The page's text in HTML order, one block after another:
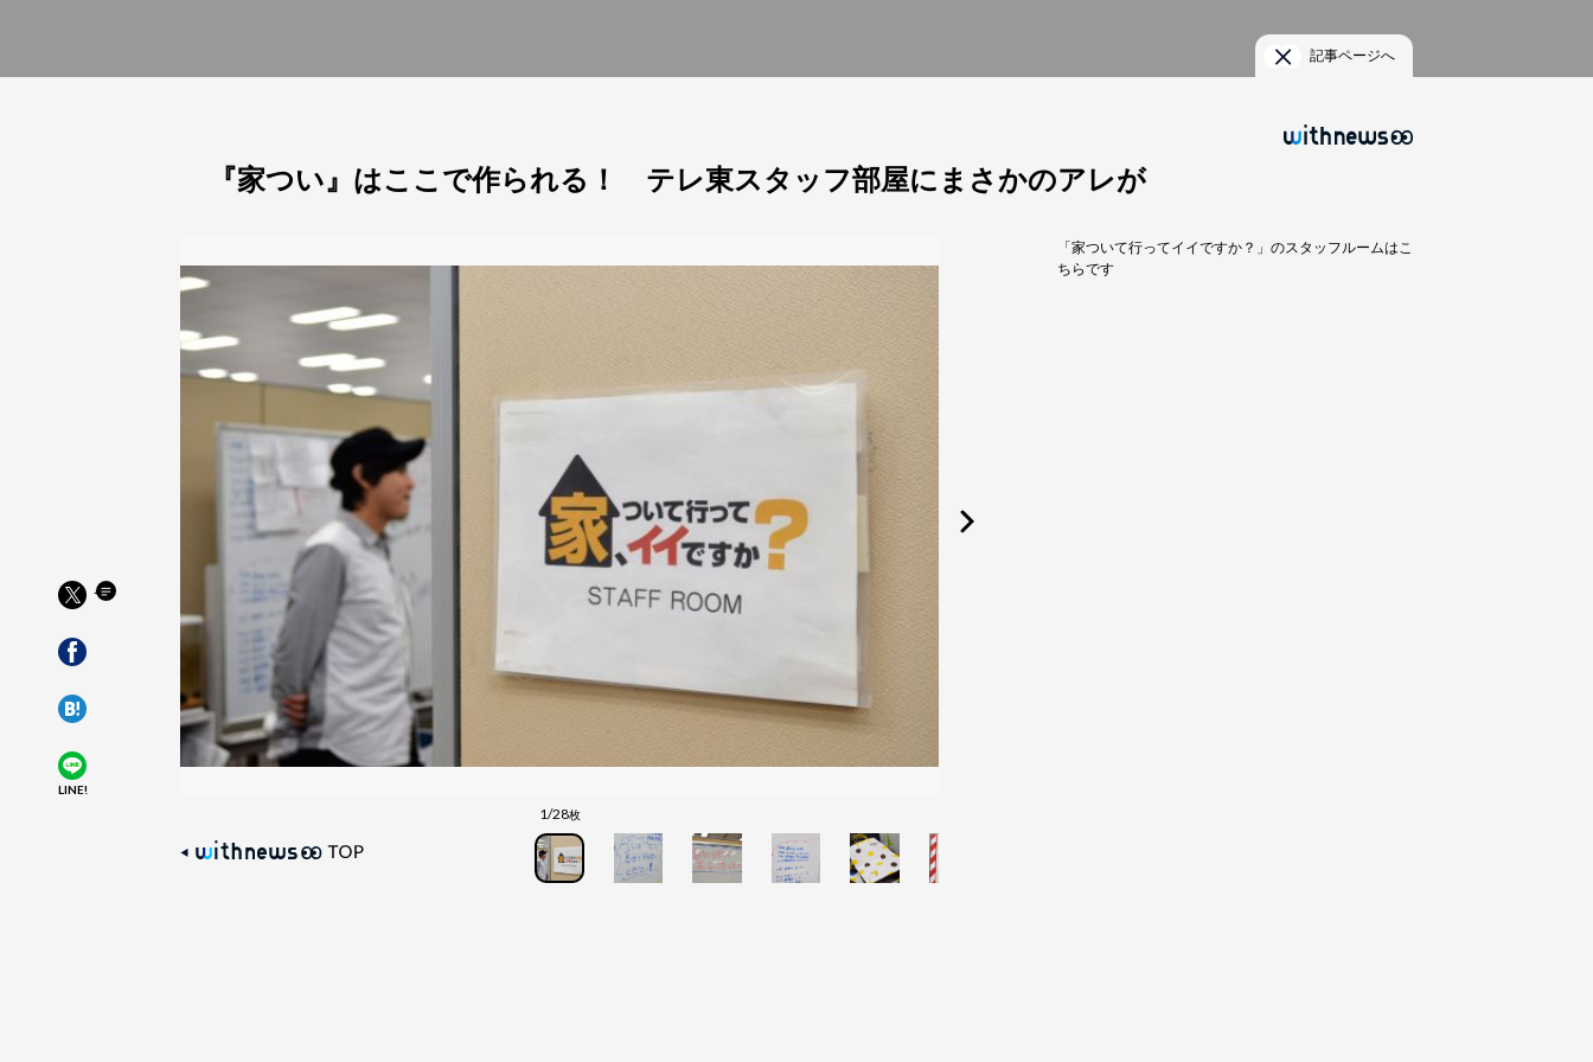
LINE!
記事ページへ
『家つい』はここで作られる！ テレ東スタッフ部屋にまさかのアレが
1/28枚
「家ついて行ってイイですか？」のスタッフルームはこ
ちらです